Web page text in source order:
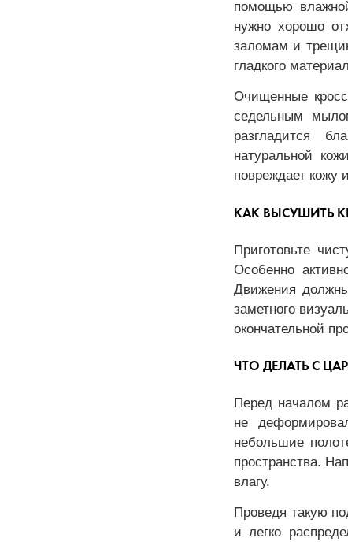
помощью
нужно хорошо
заломам и
гладкого
Очищенные
седельным
разгладится
натуральной
повреждает кожу
КАК ВЫСУШИТЬ
Приготовьте
Особенно
Движения
заметного
окончательной
ЧТО ДЕЛАТЬ С
Перед началом
не
небольшие
пространства.
влагу.
Проведя такую
и легко